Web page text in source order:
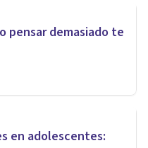
pensar demasiado te
en adolescentes: